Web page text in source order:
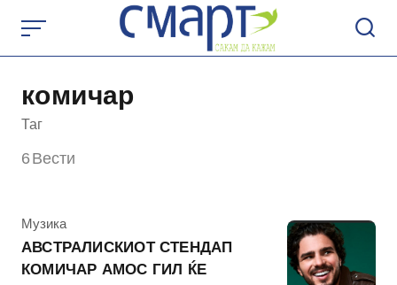
content
комичар
Таг
6Вести
КАтегорија
Музика
АВСТРАЛИСКИОТ СТЕНДАП
КОМИЧАР АМОС ГИЛ ЌЕ